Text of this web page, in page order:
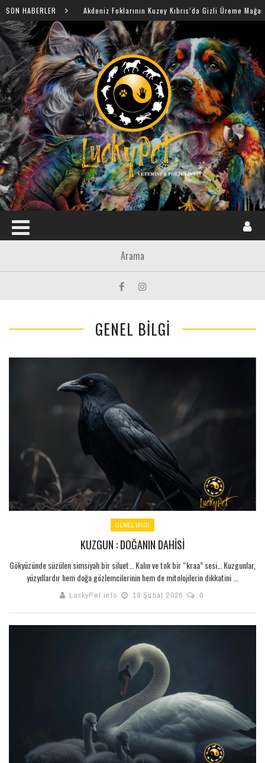
SON HABERLER
Akdeniz Foklarının Kuzey Kıbrıs’da Gizli Üreme Mağaraları Keşfedildi
GENEL BILGI
GENEL BILGI
KUZGUN : DOĞANIN DAHISI
Gökyüzünde süzülen simsiyah bir siluet… Kalın ve tok bir “kraa” sesi… Kuzgunlar,
yüzyıllardır hem doğa gözlemcilerinin hem de mitolojilerin dikkatini ...
LuckyPet info 19 Şubat 2026 0